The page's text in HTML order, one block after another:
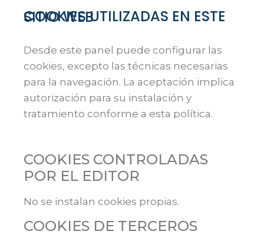
COOKIES UTILIZADAS EN ESTE SITIO WEB
Desde este panel puede configurar las
cookies, excepto las técnicas necesarias
para la navegación. La aceptación implica
autorización para su instalación y
tratamiento conforme a esta política.
COOKIES CONTROLADAS
POR EL EDITOR
No se instalan cookies propias.
COOKIES DE TERCEROS